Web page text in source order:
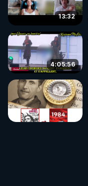
13:32
4:05:56